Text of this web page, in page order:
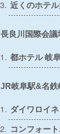
＞公式
＞公式
＞公式
＞公式
近くのホテ
長良川国際会議
都ホテル 岐阜
JR岐阜駅&名鉄
ダイワロイ
コンフォー